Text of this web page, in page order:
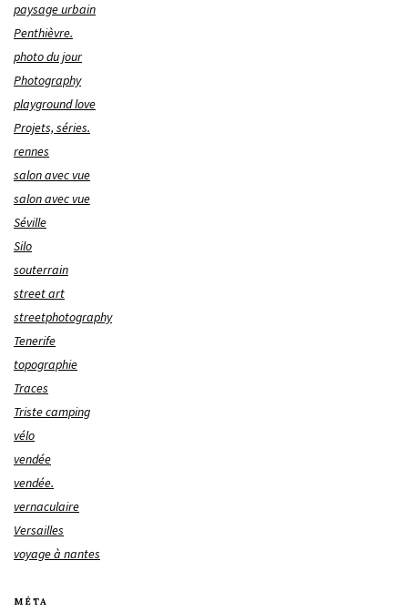
paysage urbain
Penthièvre.
photo du jour
Photography
playground love
Projets, séries.
rennes
salon avec vue
salon avec vue
Séville
Silo
souterrain
street art
streetphotography
Tenerife
topographie
Traces
Triste camping
vélo
vendée
vendée.
vernaculaire
Versailles
voyage à nantes
MÉTA